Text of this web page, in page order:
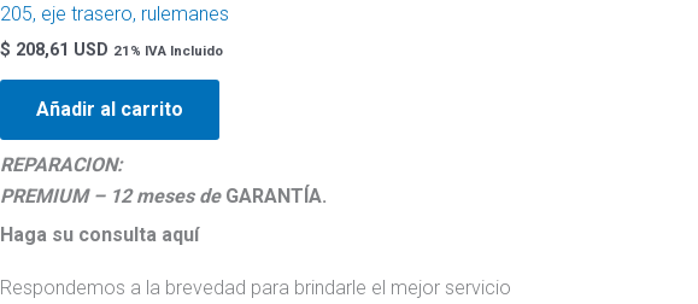
205, eje trasero, rulemanes
$ 208,61 USD 21% IVA Incluido
Añadir al carrito
REPARACION:
PREMIUM – 12 meses de GARANTÍA.
Haga su consulta aquí
Respondemos a la brevedad para brindarle el mejor servicio